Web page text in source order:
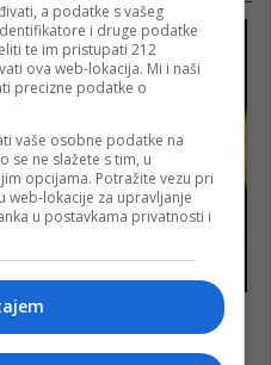
a podatke s vašeg
i druge podatke
te im pristupati 212
ova web-lokacija. Mi i naši
precizne podatke o
vaše osobne podatke na
se ne slažete s tim, u
opcijama. Potražite vezu pri
web-lokacije za upravljanje
u postavkama privatnosti i